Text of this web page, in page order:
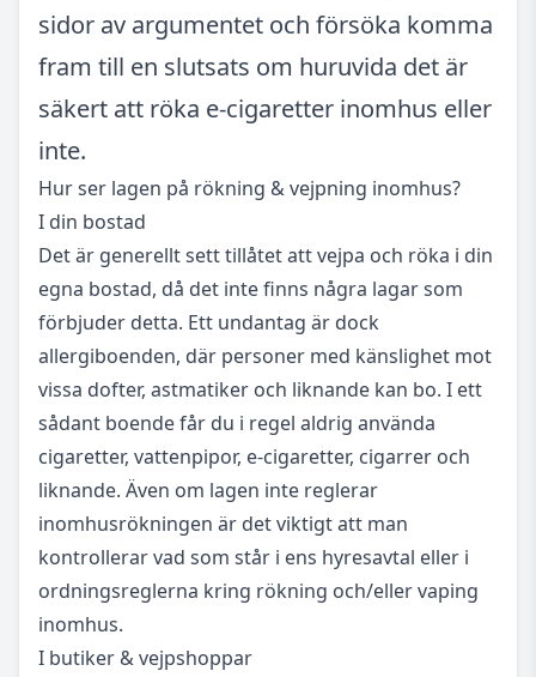
sidor av argumentet och försöka komma
fram till en slutsats om huruvida det är
säkert att röka e-cigaretter inomhus eller
inte.
Hur ser lagen på rökning & vejpning inomhus?
I din bostad
Det är generellt sett tillåtet att vejpa och röka i din
egna bostad, då det inte finns några lagar som
förbjuder detta. Ett undantag är dock
allergiboenden, där personer med känslighet mot
vissa dofter, astmatiker och liknande kan bo. I ett
sådant boende får du i regel aldrig använda
cigaretter, vattenpipor, e-cigaretter, cigarrer och
liknande. Även om lagen inte reglerar
inomhusrökningen är det viktigt att man
kontrollerar vad som står i ens hyresavtal eller i
ordningsreglerna kring rökning och/eller vaping
inomhus.
I butiker & vejpshoppar